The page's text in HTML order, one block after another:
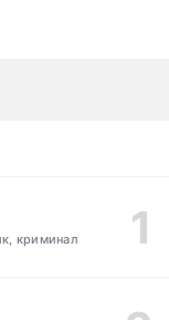
криминал